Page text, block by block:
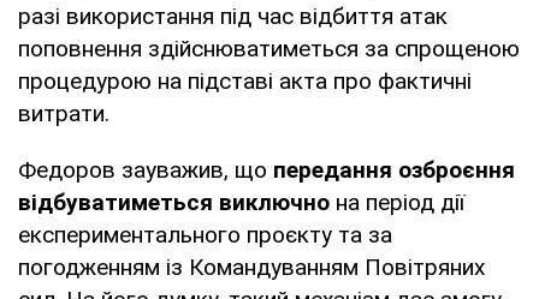
разі використання під час відбиття атак
поповнення здійснюватиметься за спрощеною
процедурою на підставі акта про фактичні
витрати.
Федоров зауважив, що передання озброєння
відбуватиметься виключно на період дії
експериментального проєкту та за
погодженням із Командуванням Повітряних